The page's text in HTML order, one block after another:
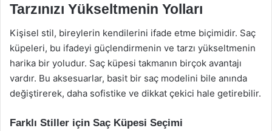
Tarzınızı Yükseltmenin Yolları
Kişisel stil, bireylerin kendilerini ifade etme biçimidir. Saç
küpeleri, bu ifadeyi güçlendirmenin ve tarzı yükseltmenin
harika bir yoludur. Saç küpesi takmanın birçok avantajı
vardır. Bu aksesuarlar, basit bir saç modelini bile anında
değiştirerek, daha sofistike ve dikkat çekici hale getirebilir.
Farklı Stiller için Saç Küpesi Seçimi